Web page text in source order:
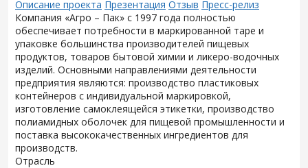
Описание проекта Презентация Отзыв Пресс-релиз
Компания «Агро – Пак» с 1997 года полностью
обеспечивает потребности в маркированной таре и
упаковке большинства производителей пищевых
продуктов, товаров бытовой химии и ликеро-водочных
изделий. Основными направлениями деятельности
предприятия являются: производство пластиковых
контейнеров с индивидуальной маркировкой,
изготовление самоклеящейся этикетки, производство
полиамидных оболочек для пищевой промышленности и
поставка высококачественных ингредиентов для
производств.
Отрасль